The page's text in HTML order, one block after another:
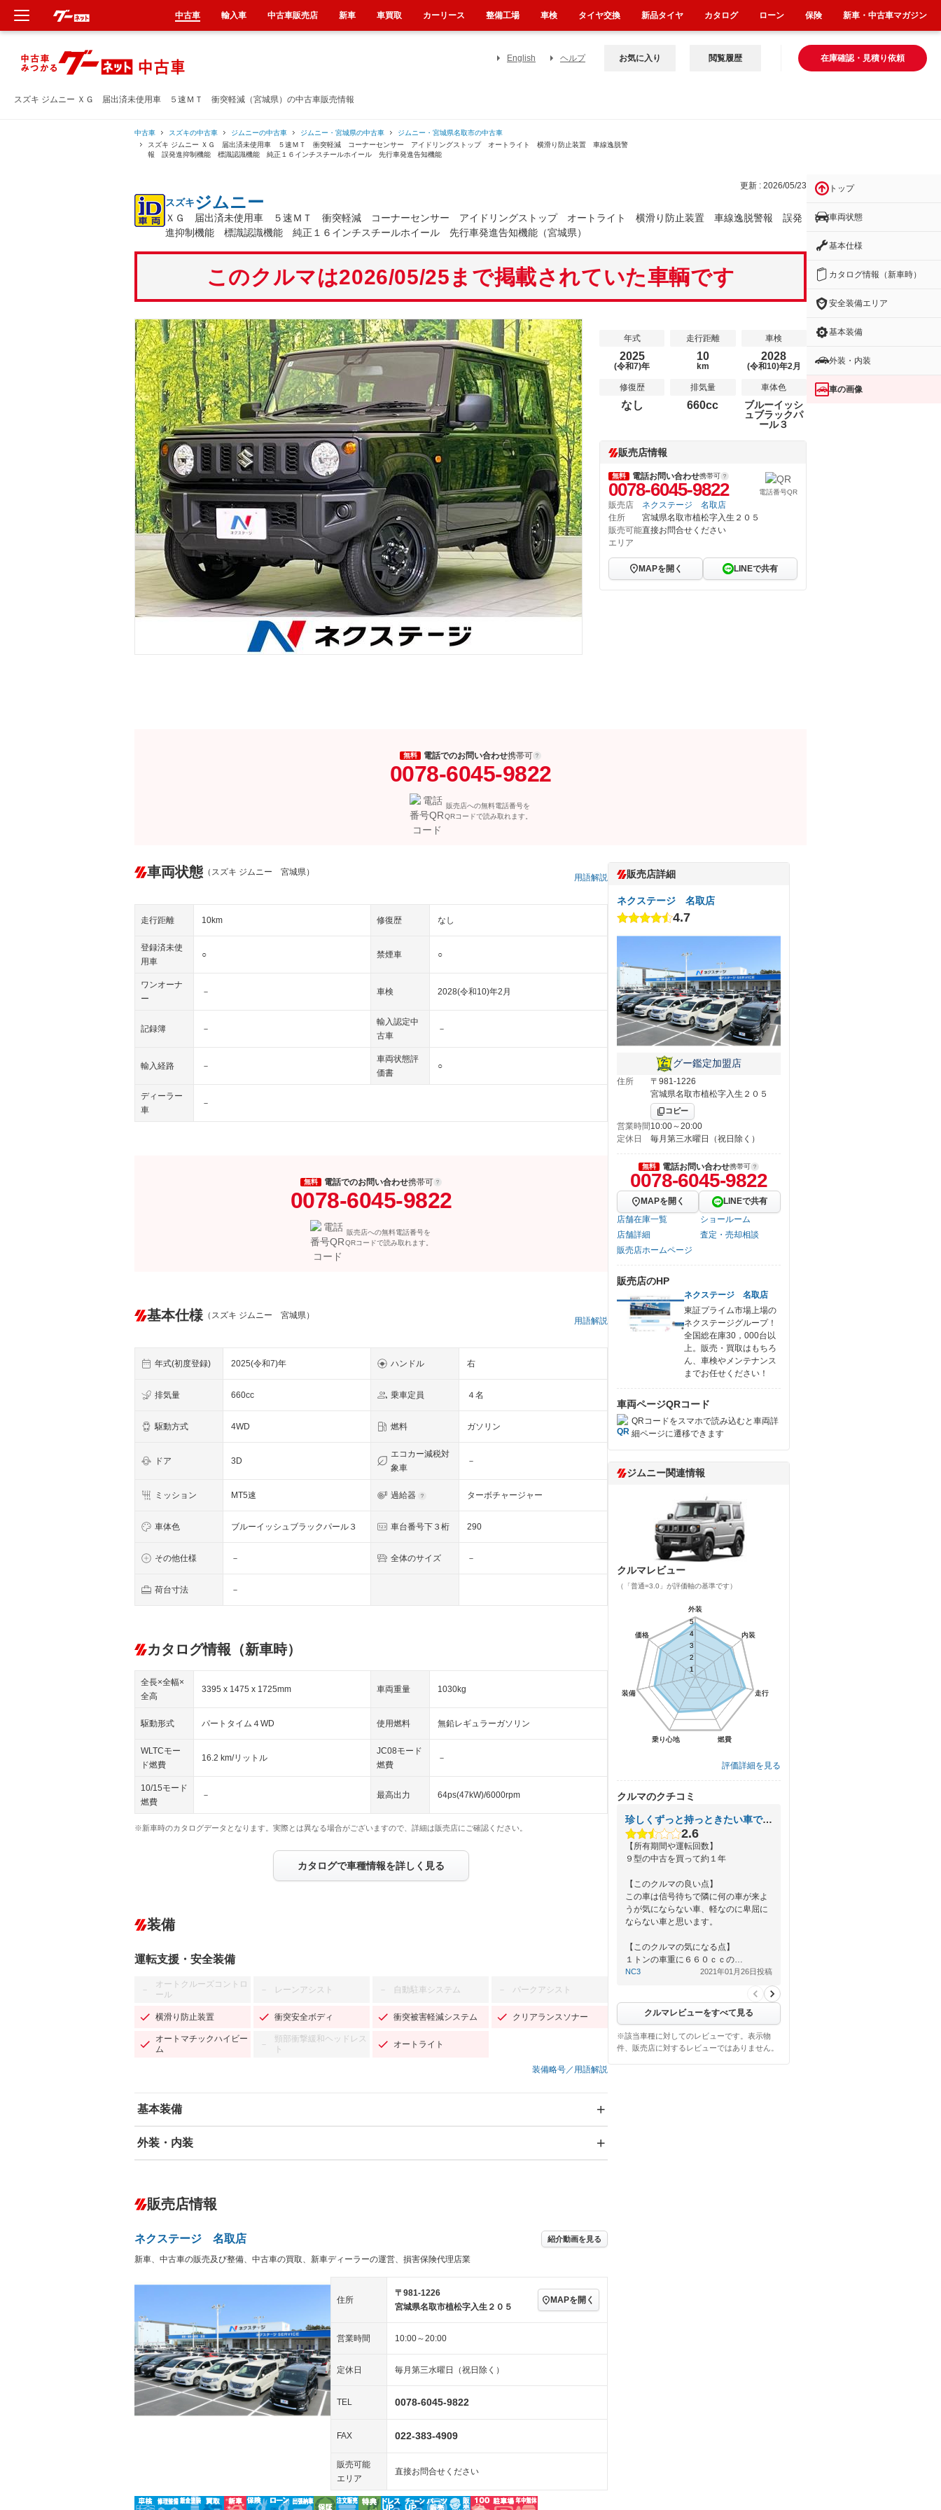
スズキ ジムニー ＸＧ 届出済未使用車 ５速ＭＴ 衝突軽減（宮城県）の中古車販売情報
English ヘルプ 在庫確認・見積り依頼
お気に入り 閲覧履歴
中古車 スズキの中古車 ジムニーの中古車 ジムニー・宮城県の中古車
ジムニー・宮城県名取市の中古車
スズキ ジムニー ＸＧ 届出済未使用車 ５速ＭＴ 衝突軽減 コーナーセンサー アイドリングストップ オートライト 横滑り防止装置 車線逸脱警
報 誤発進抑制機能 標識認識機能 純正１６インチスチールホイール 先行車発進告知機能
更新 : 2026/05/23
スズキジムニー
ＸＧ 届出済未使用車 ５速ＭＴ 衝突軽減 コーナーセンサー アイドリングストップ オートライト 横滑り防止装置 車線逸脱警報 誤発
進抑制機能 標識認識機能 純正１６インチスチールホイール 先行車発進告知機能（宮城県）
このクルマは2026/05/25まで掲載されていた車輌です
年式
2025
(令和7)年
走行距離
10
km
車検
2028
(令和10)年2月
修復歴
なし
排気量
660cc
車体色
ブルーイッシ
ュブラックパ
ール３
販売店情報
無料 電話お問い合わせ携帯可
0078-6045-9822 電話番号QR
販売店
ネクステージ 名取店
住所
宮城県名取市植松字入生２０５
販売可能
エリア
直接お問合せください
MAPを開く LINEで共有
無料 電話でのお問い合わせ携帯可
0078-6045-9822
販売店への無料電話番号を
QRコードで読み取れます。
車両状態 （スズキ ジムニー 宮城県）
用語解説
走行距離 10km 修復歴 なし
登録済未使
用車
○ 禁煙車 ○
ワンオーナ
ー
－ 車検 2028(令和10)年2月
記録簿 －
輸入認定中
古車
－
輸入経路 －
車両状態評
価書
○
ディーラー
車
－
無料 電話でのお問い合わせ携帯可
0078-6045-9822
販売店への無料電話番号を
QRコードで読み取れます。
基本仕様 （スズキ ジムニー 宮城県）
用語解説
年式(初度登録) 2025(令和7)年 ハンドル 右
排気量 660cc 乗車定員 ４名
駆動方式 4WD 燃料 ガソリン
ドア 3D
エコカー減税対
象車
－
ミッション MT5速 過給器 ターボチャージャー
車体色 ブルーイッシュブラックパール３ 車台番号下３桁 290
その他仕様 － 全体のサイズ －
荷台寸法 －
カタログ情報（新車時）
全長×全幅×
全高
3395 x 1475 x 1725mm 車両重量 1030kg
駆動形式 パートタイム４WD 使用燃料 無鉛レギュラーガソリン
WLTCモー
ド燃費
16.2 km/リットル
JC08モード
燃費
－
10/15モード
燃費
－ 最高出力 64ps(47kW)/6000rpm
※新車時のカタログデータとなります。実際とは異なる場合がございますので、詳細は販売店にご確認ください。
カタログで車種情報を詳しく見る
装備
運転支援・安全装備
－
オートクルーズコントロ
ール
－ レーンアシスト － 自動駐車システム － パークアシスト
横滑り防止装置 衝突安全ボディ 衝突被害軽減システム クリアランスソナー
オートマチックハイビー
ム
－
頸部衝撃緩和ヘッドレス
ト
オートライト
装備略号／用語解説
基本装備
エアバッグ：運転席/助手席/サイド
ダウンヒルアシストコントロール
－ Bluetooth接続 センターデフロック
装備略号／用語解説
外装・内装
－ オーディオ
－
ー
キーレス
－ LEDヘッドランプ － HID(キセノンライト) － ポータブルナビ
－ ETC － エアロ
ランフラットタイヤ 3列シート － ベンチシート
フルフラットシート － チップアップシート オットマン
－ シートヒーター － ウォークスルー
－ フロントカメラ － シートエアコン
ルーフレール － エアサスペンション
販売店情報
ネクステージ 名取店 紹介動画を見る
新車、中古車の販売及び整備、中古車の買取、新車ディーラーの運営、損害保険代理店業
住所
〒981-1226
宮城県名取市植松字入生２０５
MAPを開く
営業時間 10:00～20:00
定休日 毎月第三水曜日（祝日除く）
TEL 0078-6045-9822
FAX 022-383-4909
販売可能
エリア
直接お問合せください
販売店詳細
ネクステージ 名取店
4.7
グー鑑定加盟店
住所
〒981-1226
宮城県名取市植松字入生２０５
コピー
営業時間10:00～20:00
定休日
毎月第三水曜日（祝日除く）
無料 電話お問い合わせ携帯可
0078-6045-9822
MAPを開く
LINEで共有
店舗在庫一覧
ショールーム
店舗詳細
査定・売却相談
販売店ホームページ
販売店のHP
ネクステージ 名取店
東証プライム市場上場の
ネクステージグループ！
全国総在庫30，000台以
上。販売・買取はもちろ
ん、車検やメンテナンス
までお任せください！
車両ページQRコード
QRコードをスマホで読み込むと車両詳
細ページに遷移できます
ジムニー関連情報
クルマレビュー
（「普通=3.0」が評価軸の基準です）
外装
内装
走行
燃費
乗り心地
装備
価格
1
2
3
4
5
外装
内装
走行
燃費
乗り心地
装備
価格
1
2
3
4
5
評価詳細を見る
クルマのクチコミ
珍しくずっと持っときたい車です。
2.6
【所有期間や運転回数】
９型の中古を買って約１年
【このクルマの良い点】
この車は信号待ちで隣に何の車が来よ
うが気にならない車、軽なのに卑屈に
ならない車と思います。
【このクルマの気になる点】
１トンの車重に６６０ｃｃの…
NC3 2021年01月26日投稿
クルマレビューをすべて見る
※該当車種に対してのレビューです。表示物
件、販売店に対するレビューではありません。
トップ
車両状態
基本仕様
カタログ情報（新車時）
安全装備エリア
基本装備
外装・内装
車の画像
中古車 輸入車 中古車販売店 新車 車買取 カーリース 整備工場 車検 タイヤ交換 新品タイヤ カタログ ローン 保険 新車・中古車マガジン
新車
中古車